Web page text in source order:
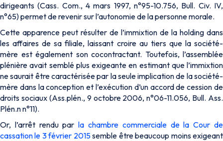
dirigeants (Cass. Com., 4 mars 1997, n°95-10.756, Bull. Civ. IV,
n°65) permet de revenir sur l’autonomie de la personne morale.
Cette apparence peut résulter de l’immixtion de la holding dans
les affaires de sa filiale, laissant croire au tiers que la société-
mère est également son cocontractant. Toutefois, l’assemblée
plénière avait semblé plus exigeante en estimant que l’immixtion
ne saurait être caractérisée par la seule implication de la société-
mère dans la conception et l’exécution d’un accord de cession de
droits sociaux (Ass.plén., 9 octobre 2006, n°06-11.056, Bull. Ass.
Plén.n n°11).
Or, l’arrêt rendu parla chambre commerciale de la Cour de
cassation le 3 février 2015semble être beaucoup moins exigeant